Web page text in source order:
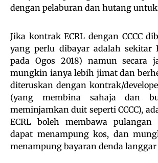
dengan pelaburan dan hutang untuk
Jika kontrak ECRL dengan CCCC
yang perlu dibayar adalah sekitar
pada Ogos 2018) namun secara
mungkin ianya lebih jimat dan
diteruskan dengan kontrak/
(yang membina sahaja dan
meminjamkan duit seperti CCCC),
ECRL boleh membawa pulangan
dapat menampung kos, dan
menampung bayaran denda